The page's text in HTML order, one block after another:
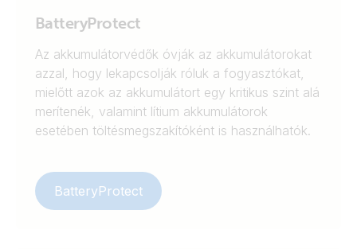
BatteryProtect
Az akkumulátorvédők óvják az akkumulátorokat
azzal, hogy lekapcsolják róluk a fogyasztókat,
mielőtt azok az akkumulátort egy kritikus szint alá
merítenék, valamint lítium akkumulátorok
esetében töltésmegszakítóként is használhatók.
BatteryProtect